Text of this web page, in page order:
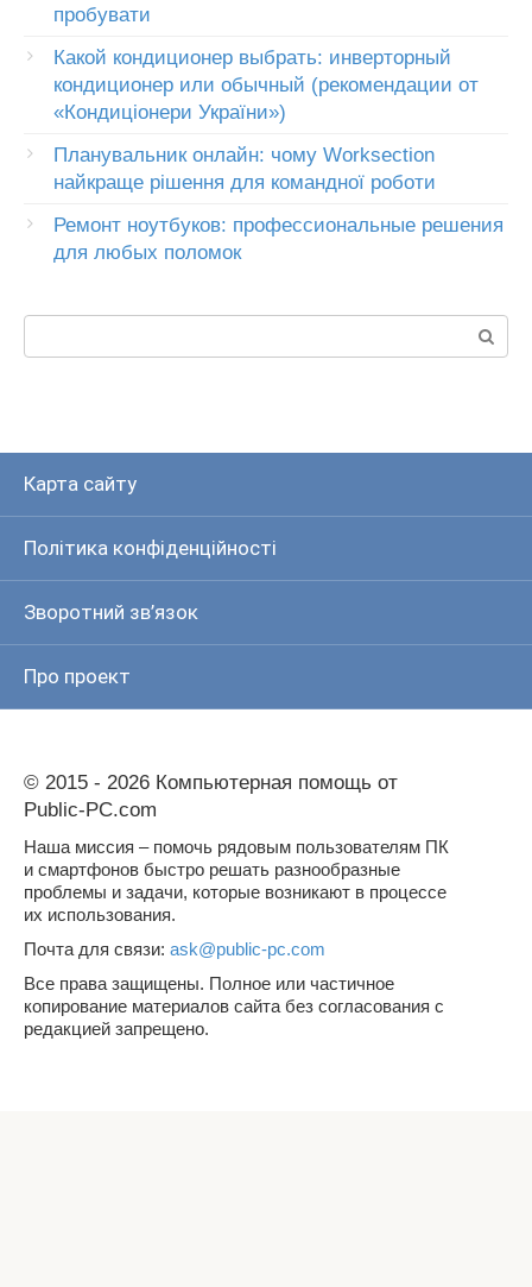
пробувати
Какой кондиционер выбрать: инверторный
кондиционер или обычный (рекомендации от
«Кондиціонери України»)
Планувальник онлайн: чому Worksection
найкраще рішення для командної роботи
Ремонт ноутбуков: профессиональные решения
для любых поломок
Карта сайту
Політика конфіденційності
Зворотний зв’язок
Про проект
© 2015 - 2026 Компьютерная помощь от
Public-PC.com
Наша миссия – помочь рядовым пользователям ПК
и смартфонов быстро решать разнообразные
проблемы и задачи, которые возникают в процессе
их использования.
Почта для связи: ask@public-pc.com
Все права защищены. Полное или частичное
копирование материалов сайта без согласования с
редакцией запрещено.